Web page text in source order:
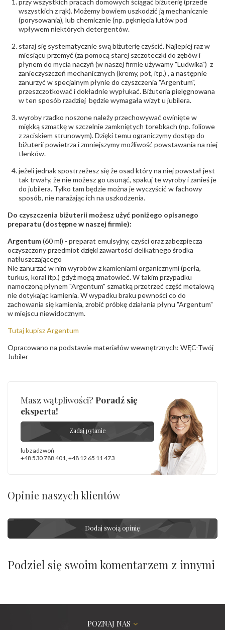
- rodzaj
ostrzeżenia:
, Elementy w wyrobie wykonane z białego złota
zawierają nikiel
wszystkich z rąk). Możemy bowiem uszkodzić ją mechanicznie
(porysowania), lub chemicznie (np. pęknięcia lutów pod
wpływem niektórych detergentów.
staraj się systematycznie swą biżuterię czyścić. Najlepiej raz w
miesiącu przemyć (za pomocą starej szczoteczki do zębów i
płynem do mycia naczyń (w naszej firmie używamy "Ludwika") z
zanieczyszczeń mechanicznych (kremy, pot, itp.) , a następnie
zanurzyć w specjalnym płynie do czyszczenia "Argentum",
przeszczotkować i dokładnie wypłukać. Biżuteria pielęgnowana
w ten sposób rzadziej będzie wymagała wizyt u jubilera.
wyroby rzadko noszone należy przechowywać owinięte w
miękką szmatkę w szczelnie zamkniętych torebkach (np. foliowe
z zaciskiem strunowym). Dzięki temu ograniczymy dostęp do
biżuterii powietrza i zmniejszymy możliwość powstawania na niej
tlenków.
jeżeli jednak spostrzeżesz się że osad który na niej powstał jest
tak trwały, że nie możesz go usunąć, spakuj te wyroby i zanieś je
do jubilera. Tylko tam będzie można je wyczyścić w fachowy
sposób, nie narażając ich na uszkodzenia.
Do czyszczenia biżuterii możesz użyć poniżego opisanego
preparatu (dostępne w naszej firmie):
Argentum(60 ml) - preparat emulsyjny, czyści oraz zabezpiecza
oczyszczony przedmiot dzięki zawartości delikatnego środka
natłuszczającego
Nie zanurzać w nim wyrobów z kamieniami organicznymi (perła,
turkus, koral itp.) gdyż mogą zmatowieć. W takim przypadku
namoczoną płynem "Argentum" szmatką przetrzeć część metalową
nie dotykając kamienia. W wypadku braku pewności co do
zachowania się kamienia, zrobić próbkę działania płynu "Argentum"
w miejscu niewidocznym.
Tutaj kupisz Argentum
Opracowano na podstawie materiałów wewnętrznych: WĘC-Twój
Jubiler
Masz wątpliwości? Poradź się
eksperta!
Zadaj pytanie
lub zadzwoń
+48 530 788 401 +48 12 65 11 473
Opinie naszych klientów
Dodaj swoją opinię
Podziel się swoim komentarzem z innymi
POZNAJ NAS